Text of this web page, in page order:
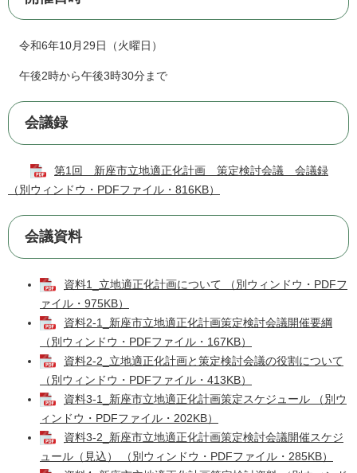
令和6年10月29日（火曜日）
午後2時から午後3時30分まで
会議録
第1回 新座市立地適正化計画 策定検討会議 会議録
（別ウィンドウ・PDFファイル・816KB）
会議資料
資料1_立地適正化計画について （別ウィンドウ・PDFフ
ァイル・975KB）
資料2-1_新座市立地適正化計画策定検討会議開催要綱
（別ウィンドウ・PDFファイル・167KB）
資料2-2_立地適正化計画と策定検討会議の役割について
（別ウィンドウ・PDFファイル・413KB）
資料3-1_新座市立地適正化計画策定スケジュール （別ウ
ィンドウ・PDFファイル・202KB）
資料3-2_新座市立地適正化計画策定検討会議開催スケジ
ュール（見込） （別ウィンドウ・PDFファイル・285KB）